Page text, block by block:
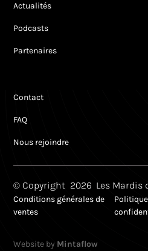
Actualités
Podcasts
Partenaires
Contact
FAQ
Nous rejoindre
© Copyright 2026 Les Mardis
Conditions générales de
ventes
Website by Mintaflow